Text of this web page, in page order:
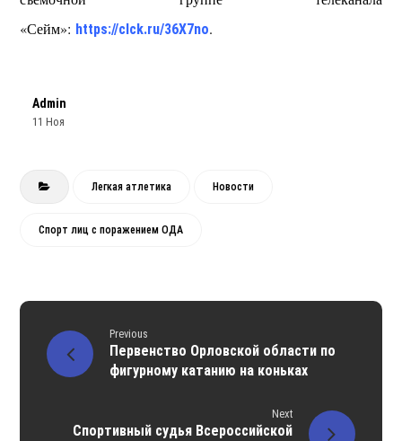
«Сейм»: https://clck.ru/36X7no.
Admin
11 Ноя
Легкая атлетика Новости
Спорт лиц с поражением ОДА
Previous
Первенство Орловской области по
фигурному катанию на коньках
Next
Спортивный судья Всероссийской